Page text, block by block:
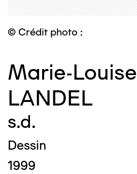
© Crédit photo :
Marie-Louise
LANDEL
s.d.
Dessin
1999